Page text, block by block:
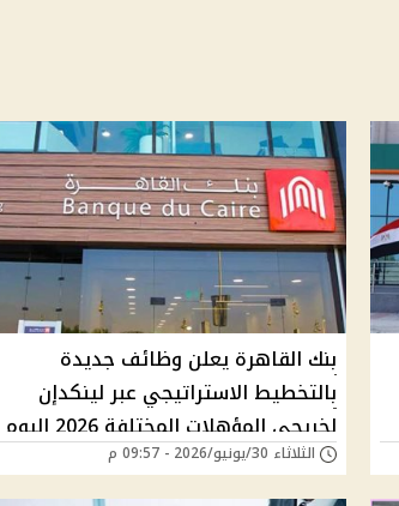
بنك القاهرة يعلن وظائف جديدة
بالتخطيط الاستراتيجي عبر لينكدإن
لخريجي المؤهلات المختلفة 2026 اليوم
الثلاثاء 30/يونيو/2026 - 09:57 م